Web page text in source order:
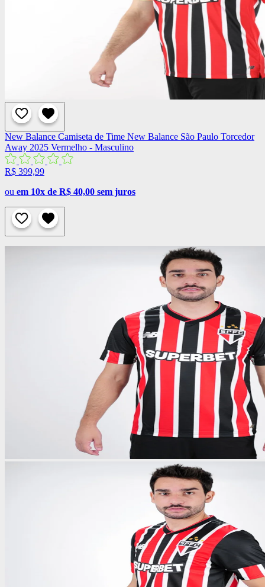
New Balance Camiseta de Time New Balance São Paulo Torcedor
Away 2025 Vermelho - Masculino
R$ 399,99
ou em 10x de R$ 40,00 sem juros